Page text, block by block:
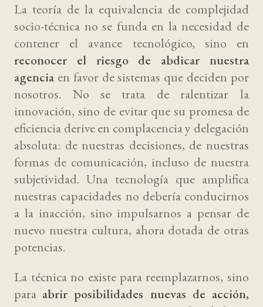
La teoría de la equivalencia de complejidad
socio-técnica no se funda en la necesidad de
contener el avance tecnológico, sino en
reconocer el riesgo de abdicar nuestra
agencia en favor de sistemas que deciden por
nosotros. No se trata de ralentizar la
innovación, sino de evitar que su promesa de
eficiencia derive en complacencia y delegación
absoluta: de nuestras decisiones, de nuestras
formas de comunicación, incluso de nuestra
subjetividad. Una tecnología que amplifica
nuestras capacidades no debería conducirnos
a la inacción, sino impulsarnos a pensar de
nuevo nuestra cultura, ahora dotada de otras
potencias.
La técnica no existe para reemplazarnos, sino
para abrir posibilidades nuevas de acción,